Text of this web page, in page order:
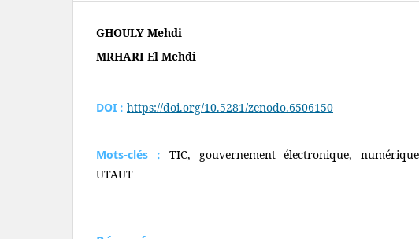
GHOULY Mehdi
MRHARI El Mehdi
DOI : https://doi.org/10.5281/zenodo.6506150
Mots-clés : TIC, gouvernement électronique,
UTAUT